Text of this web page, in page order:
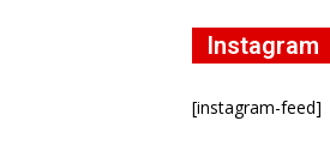
Instagram
[instagram-feed]